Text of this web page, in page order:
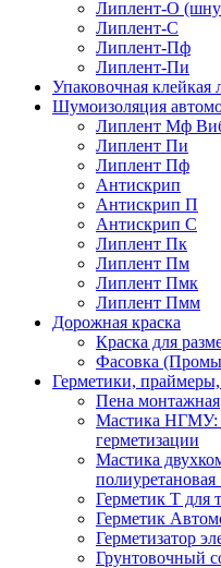
Липлент-О
Липлент-С
Липлент-Пф
Липлент-Пи
Упаковочная клейкая
Шумоизоляция
Липлент Мф
Липлент Пи
Липлент Пф
Антискрип
Антискрип П
Антискрип С
Липлент Пк
Липлент Пм
Липлент Пмк
Липлент Пмм
Дорожная краска
Краска для
Фасовка
Герметики,
Пена монтажная
Мастика НГМУ:
герметизации
Мастика
полиуретановая
Герметик Т для
Герметик
Герметизатор
Грунтовочный